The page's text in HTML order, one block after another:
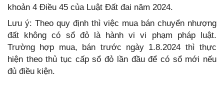
khoản 4 Điều 45 của Luật Đất đai năm 2024.
Lưu ý: Theo quy định thì việc mua bán chuyển nhượng
đất không có sổ đỏ là hành vi vi phạm pháp luật.
Trường hợp mua, bán trước ngày 1.8.2024 thì thực
hiện theo thủ tục cấp sổ đỏ lần đầu để có sổ mới nếu
đủ điều kiện.